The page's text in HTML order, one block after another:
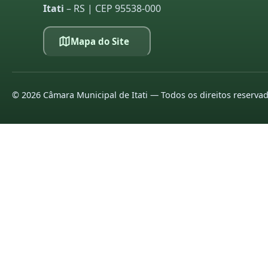
Itati – RS | CEP 95538-000
Mapa do Site
© 2026 Câmara Municipal de Itati — Todos os direitos